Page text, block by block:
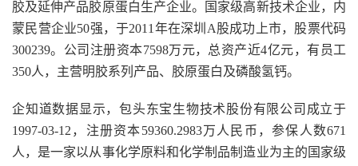
胶及延伸产品胶原蛋白生产企业。国家级高新技术企业，内
蒙民营企业50强，于2011年在深圳A股成功上市，股票代码
300239。公司注册资本7598万元，总资产近4亿元，有员工
350人，主营明胶系列产品、胶原蛋白及磷酸氢钙。
企知道数据显示，包头东宝生物技术股份有限公司成立于
1997-03-12，注册资本59360.2983万人民币，参保人数671
人，是一家以从事化学原料和化学制品制造业为主的国家级